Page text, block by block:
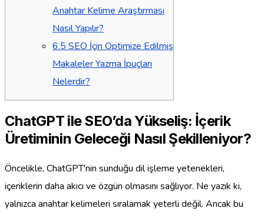
Anahtar Kelime Araştırması
Nasıl Yapılır?
6.5 SEO İçin Optimize Edilmiş
Makaleler Yazma İpuçları
Nelerdir?
ChatGPT ile SEO’da Yükseliş: İçerik
Üretiminin Geleceği Nasıl Şekilleniyor?
Öncelikle, ChatGPT'nin sunduğu dil işleme yetenekleri,
içeriklerin daha akıcı ve özgün olmasını sağlıyor. Ne yazık ki,
yalnızca anahtar kelimeleri sıralamak yeterli değil. Ancak bu